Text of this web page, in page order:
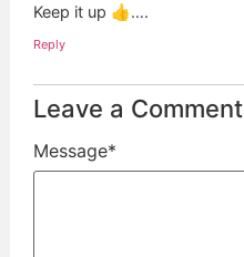
Keep it up 👍….
Reply
Leave a Comment
Message*